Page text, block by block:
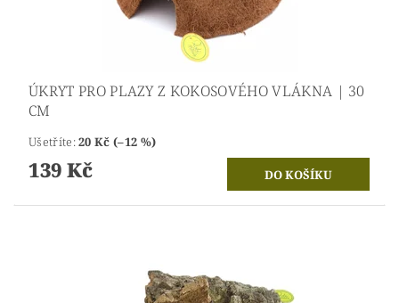
ÚKRYT PRO PLAZY Z KOKOSOVÉHO VLÁKNA | 30
CM
Ušetříte:20 Kč (–12 %)
139 Kč